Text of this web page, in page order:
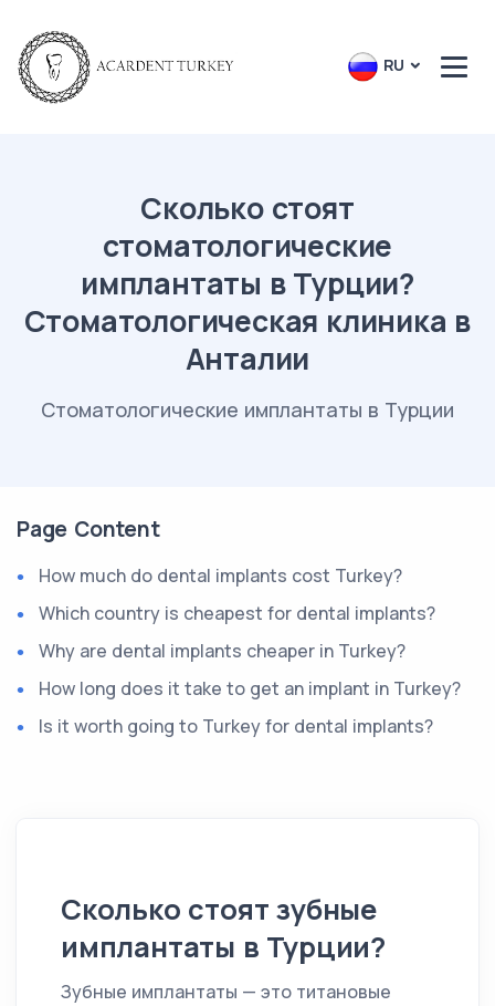
RU
Сколько стоят
стоматологические
имплантаты в Турции?
Стоматологическая клиника в
Анталии
Стоматологические имплантаты в Турции
Page Content
How much do dental implants cost Turkey?
Which country is cheapest for dental implants?
Why are dental implants cheaper in Turkey?
How long does it take to get an implant in Turkey?
Is it worth going to Turkey for dental implants?
Сколько стоят зубные
имплантаты в Турции?
Зубные имплантаты — это титановые